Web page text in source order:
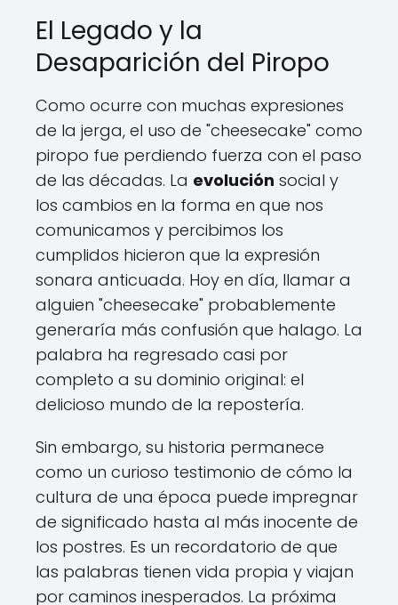
El Legado y la
Desaparición del Piropo
Como ocurre con muchas expresiones
de la jerga, el uso de "cheesecake" como
piropo fue perdiendo fuerza con el paso
de las décadas. La evolución social y
los cambios en la forma en que nos
comunicamos y percibimos los
cumplidos hicieron que la expresión
sonara anticuada. Hoy en día, llamar a
alguien "cheesecake" probablemente
generaría más confusión que halago. La
palabra ha regresado casi por
completo a su dominio original: el
delicioso mundo de la repostería.
Sin embargo, su historia permanece
como un curioso testimonio de cómo la
cultura de una época puede impregnar
de significado hasta al más inocente de
los postres. Es un recordatorio de que
las palabras tienen vida propia y viajan
por caminos inesperados. La próxima